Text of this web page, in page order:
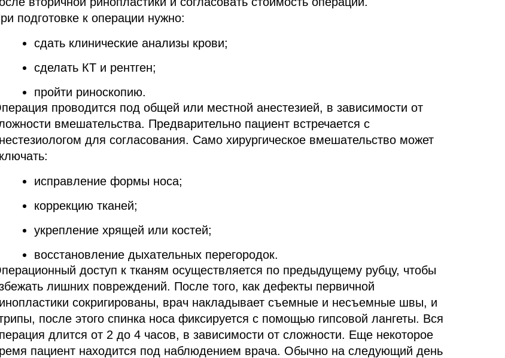
подготовке к операции нужно:
сдать клинические анализы крови;
сделать КТ и рентген;
пройти риноскопию.
проводится под общей или местной анестезией, в зависимости от
вмешательства. Предварительно пациент встречается с
для согласования. Само хирургическое вмешательство может
исправление формы носа;
коррекцию тканей;
укрепление хрящей или костей;
восстановление дыхательных перегородок.
доступ к тканям осуществляется по предыдущему рубцу, чтобы
лишних повреждений. После того, как дефекты первичной
сокригированы, врач накладывает съемные и несъемные швы, и
после этого спинка носа фиксируется с помощью гипсовой лангеты. Вся
длится от 2 до 4 часов, в зависимости от сложности. Еще некоторое
пациент находится под наблюдением врача. Обычно на следующий день